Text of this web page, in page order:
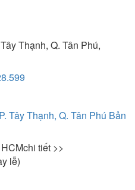
Thạnh, Q. Tân Phú,
Tây Thạnh, Q. Tân Phú Bản
chi tiết >>
lễ)